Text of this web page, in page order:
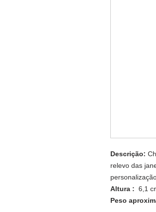
Descrição:
relevo das
Altura : 6,1
Peso